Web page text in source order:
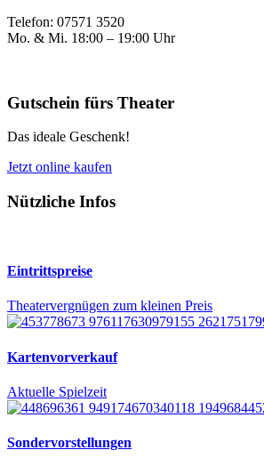
Telefon: 07571 3520
Mo. & Mi. 18:00 – 19:00 Uhr
Gutschein fürs Theater
Das ideale Geschenk!
Jetzt online kaufen
Nützliche Infos
Eintrittspreise
Theatervergnügen zum kleinen Preis
Kartenvorverkauf
Aktuelle Spielzeit
Sondervorstellungen